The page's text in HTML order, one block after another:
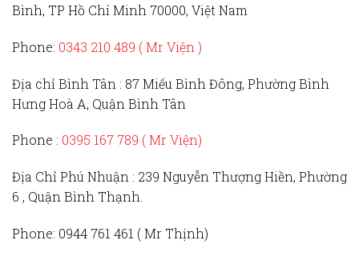
Bình, TP Hồ Chí Minh 70000, Việt Nam
Phone: 0343 210 489 ( Mr Viện )
Địa chỉ Bình Tân : 87 Miếu Bình Đông, Phường Bình
Hưng Hoà A, Quận Bình Tân
Phone : 0395 167 789 ( Mr Viện)
Địa Chỉ Phú Nhuận : 239 Nguyễn Thượng Hiền, Phường
6 , Quận Bình Thạnh.
Phone: 0944 761 461 ( Mr Thịnh)